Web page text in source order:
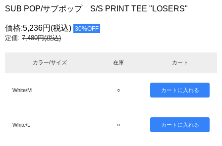
SUB POP/サブポップ S/S PRINT TEE "LOSERS"
価格:5,236円 (税込) 30%OFF
定価: 7,480円(税込)
カラー/サイズ 在庫 カート
White/M ○
White/L ○